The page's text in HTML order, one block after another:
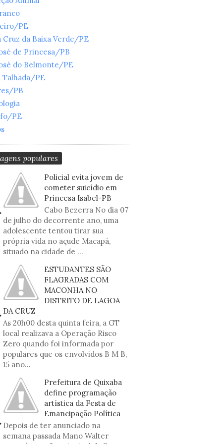
PE
Cruz da Baixa Verde/PE
de Princesa/PB
do Belmonte/PE
Talhada/PE
PB
PE
populares
Policial evita jovem de
cometer suicídio em
Princesa Isabel-PB
Cabo Bezerra No dia 07
de julho do decorrente ano, uma
adolescente tentou tirar sua
própria vida no açude Macapá,
situado na cidade de ...
ESTUDANTES SÃO
FLAGRADAS COM
MACONHA NO
DISTRITO DE LAGOA
DA CRUZ
As 20h00 desta quinta feira, a GT
local realizava a Operação Risco
Zero quando foi informada por
populares que os envolvidos B M B,
15 ano...
Prefeitura de Quixaba
define programação
artística da Festa de
Emancipação Política
Depois de ter anunciado na
semana passada Mano Walter